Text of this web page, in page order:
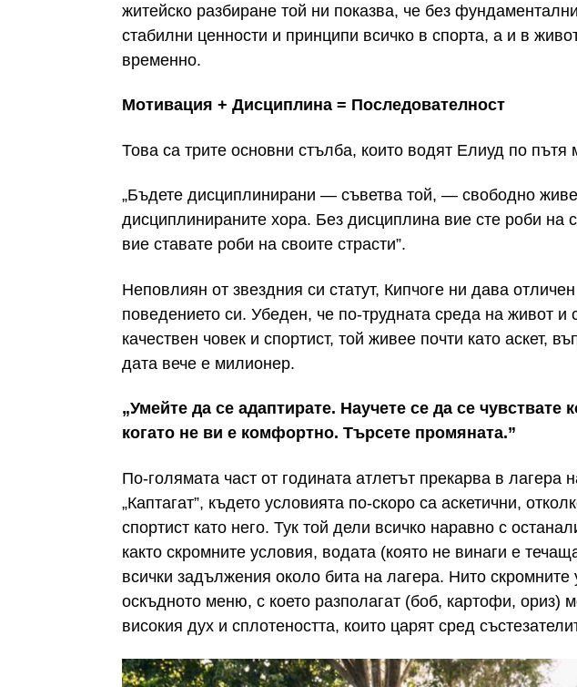
житейско разбиране той ни показва, че без
стабилни ценности и принципи всичко в спорта, а и в
временно.
Мотивация + Дисциплина = Последователност
Това са трите основни стълба, които водят Елиуд по пътя
„Бъдете дисциплинирани — съветва той, — свободно
дисциплинираните хора. Без дисциплина вие сте роби на
вие ставате роби на своите страсти”.
Неповлиян от звездния си статут, Кипчоге ни дава
поведението си. Убеден, че по-трудната среда на живот
качествен човек и спортист, той живее почти като аскет,
дата вече е милионер.
„Умейте да се адаптирате. Научете се да се чувствате
когато не ви е комфортно. Търсете промяната.”
По-голямата част от годината атлетът прекарва в лагера
„Каптагат”, където условията по-скоро са аскетични,
спортист като него. Тук той дели всичко наравно с
както скромните условия, водата (която не винаги е
всички задължения около бита на лагера. Нито скромните
оскъдното меню, с което разполагат (боб, картофи, ориз)
високия дух и сплотеността, които царят сред